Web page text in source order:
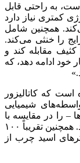
به راحتی قابل
کمتری نیاز دارد
همچنین شامل
را خنثی می‌کند.
کثیف مقابله کند و
خود ادامه دهد، که
است که کاتالیزور
شیمیایی
– را در مقایسه با
کاتالیزورهای تک عملکردی معمولی دو برابر کند. همچنین تقریباً ۱۰۰
اسید چرب از